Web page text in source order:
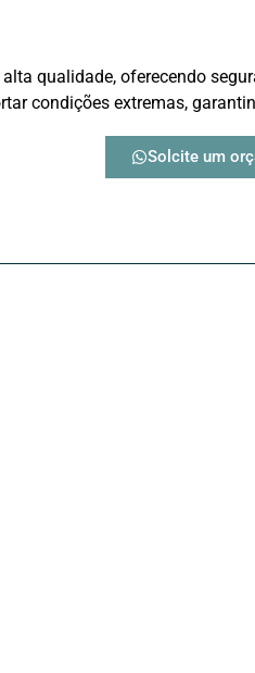
qualidade, oferecendo
condições extremas,
Solcite um